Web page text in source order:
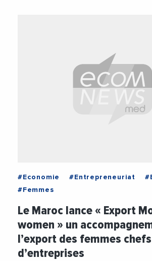
#Economie #Entrepreneuriat
#Femmes
Le Maroc lance « Export
women » un
l’export des femmes chefs
d’entreprises